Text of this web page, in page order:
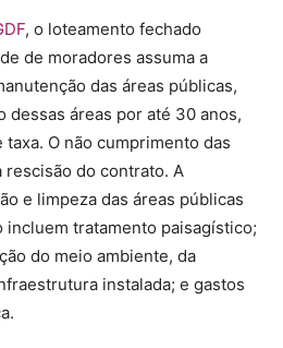
, o loteamento fechado
de moradores assuma a
das áreas públicas,
dessas áreas por até 30 anos,
O não cumprimento das
do contrato. A
e limpeza das áreas públicas
tratamento paisagístico;
do meio ambiente, da
instalada; e gastos